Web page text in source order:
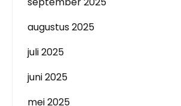
augustus 2025
juli 2025
juni 2025
mei 2025